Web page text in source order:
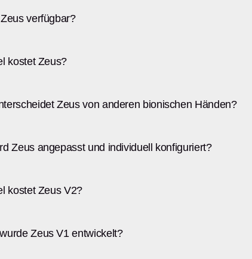
verfügbar?
kostet Zeus?
Zeus von anderen bionischen Händen?
Zeus angepasst und individuell konfiguriert?
kostet Zeus V2?
Zeus V1 entwickelt?